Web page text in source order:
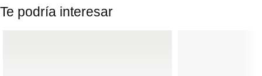
Te podría interesar